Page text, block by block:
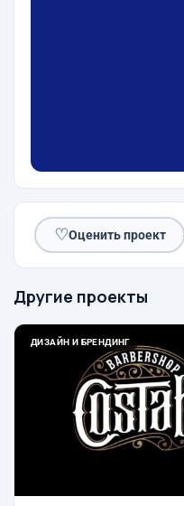
♡Оценить проект
Другие проекты
ДИЗАЙН И БРЕНДИНГ